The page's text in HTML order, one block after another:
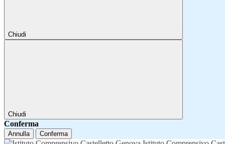
Chiudi
Chiudi
Conferma
Annulla Conferma